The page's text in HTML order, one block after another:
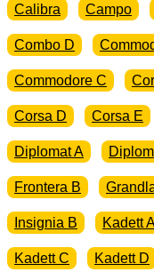
Calibra Campo
Combo D
Commodore C
Corsa D Corsa E
Diplomat A
Frontera B
Insignia B Kadett
Kadett C Kadett D